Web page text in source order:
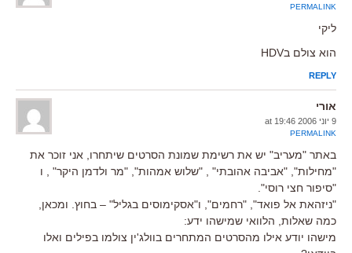
PERMALINK
ליקי
הוא צולם בHDV
REPLY
אורי
9 יוני 2006 at 19:46
PERMALINK
באתר "מעריב" יש את רשימת שמונת הסרטים שיתחרו, אני זוכר את
"מחילות", "אביבה אהובתי" , "שלוש אמהות", "מר ולדמן היקר" , ו
"סיפור חצי רוסי".
"ניזהאת אל פואד", "רחמים", ו"אסקימוסים בגליל" – בחוץ. ומכאן,
כמה שאלות, הלוואי שמישהו ידע:
מישהו יודע אילו מהסרטים המתחרים בוולג'ין צולמו בפילים ואלו